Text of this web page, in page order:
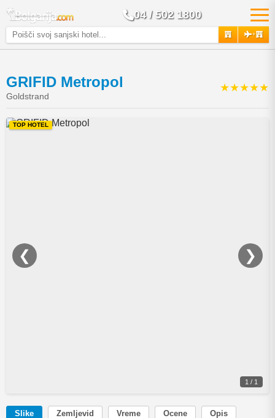
04 / 502 1800
+
GRIFID Metropol
Goldstrand
★★★★★
❮ ❯
1 / 1
TOP HOTEL
Slike Zemljevid Vreme Ocene
Opis